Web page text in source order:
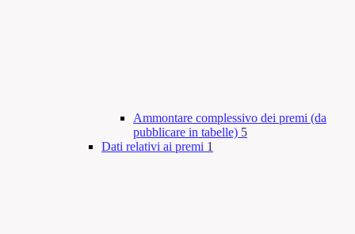
Ammontare complessivo dei premi (da
pubblicare in tabelle) 5
Dati relativi ai premi 1